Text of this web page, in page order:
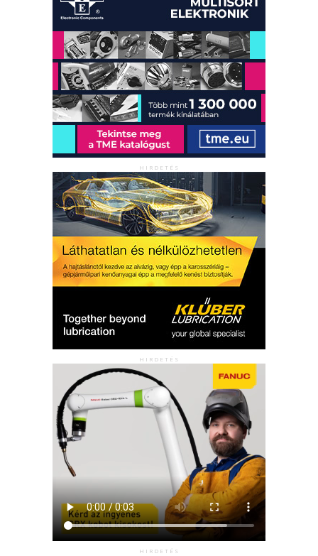
HIRDETÉS
HIRDETÉS
HIRDETÉS